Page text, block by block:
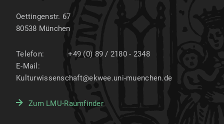
Oettingenstr. 67
80538 München
Telefon:
+49 (0) 89 / 2180 - 2348
E-Mail:
Kulturwissenschaft@ekwee.uni-muenchen.de
Zum LMU-Raumfinder